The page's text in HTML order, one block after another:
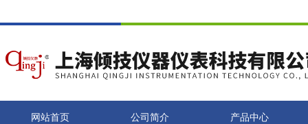
网站首页 公司简介 产品中心